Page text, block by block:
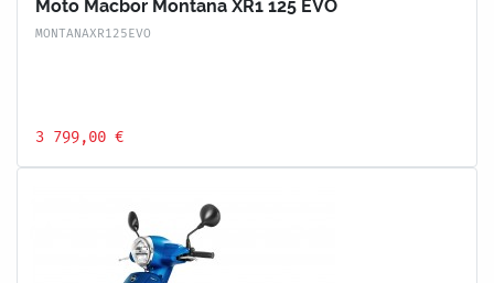
Moto Macbor Montana XR1 125 EVO
MONTANAXR125EVO
3 799,00 €